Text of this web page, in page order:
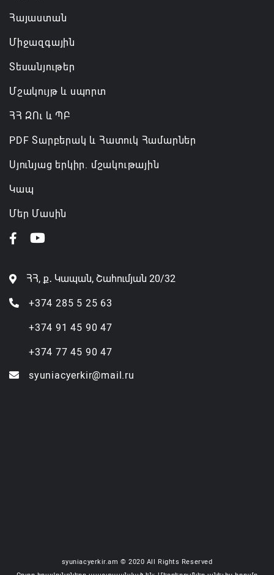
Հայաստան
Միջազգային
Տեսանյութեր
Մշակույթ և սպորտ
ՀՀ ԶՈւ և ՊԲ
PDF Տարբերակ և Հատուկ Համարներ
Սյունյաց երկիր. մշակութային
Կապ
Մեր Մասին
ՀՀ, ք․ Կապան, Շահումյան 20/32
+374 285 5 25 63
+374 91 45 90 47
+374 77 45 90 47
syuniacyerkir@mail.ru
syuniacyerkir.am © 2020 All Rights Reserved